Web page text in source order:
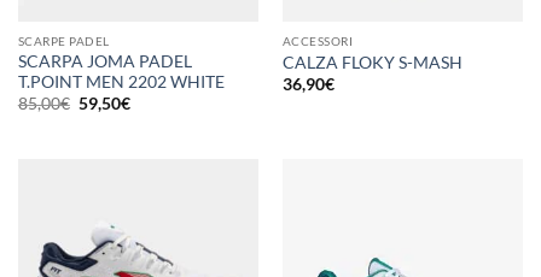
SCARPE PADEL
SCARPA JOMA PADEL
T.POINT MEN 2202 WHITE
85,00€ Il
prezzo
59,50€Il
ACCESSORI
CALZA FLOKY S-MASH
36,90€